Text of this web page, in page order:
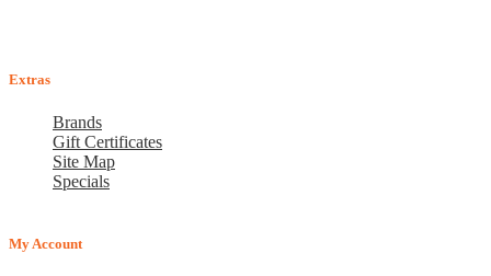
Extras
Brands
Gift Certificates
Site Map
Specials
My Account